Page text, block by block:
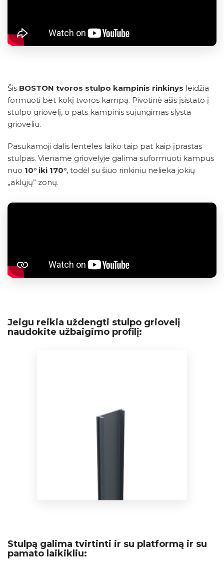
Šis BOSTON tvoros stulpo kampinis rinkinys leidžia
formuoti bet kokį tvoros kampą. Pivotinė ašis įsistato į
stulpo griovelį, o pats kampinis sujungimas slysta
grioveliu.
Pasukamoji dalis lenteles laiko taip pat kaip įprastas
stulpas. Viename griovelyje galima suformuoti kampus
nuo 10° iki 170°, todėl su šiuo rinkiniu nelieka jokių
„aklųjų” zonų.
Jeigu reikia uždengti stulpo griovelį
naudokite užbaigimo profilį:
Stulpą galima tvirtinti ir su platformą ir su
pamato laikikliu: